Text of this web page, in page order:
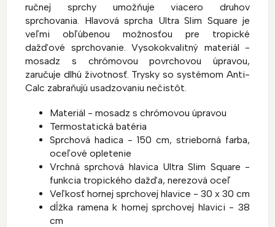
ručnej sprchy umožňuje viacero druhov
sprchovania. Hlavová sprcha Ultra Slim Square je
veľmi obľúbenou možnosťou pre tropické
dažďové sprchovanie. Vysokokvalitný materiál -
mosadz s chrómovou povrchovou úpravou,
zaručuje dlhú životnosť. Trysky so systémom Anti-
Calc zabraňujú usadzovaniu nečistôt.
Materiál - mosadz s chrómovou úpravou
Termostatická batéria
Sprchová hadica - 150 cm, strieborná farba,
oceľové opletenie
Vrchná sprchová hlavica Ultra Slim Square -
funkcia tropického dažďa, nerezová oceľ
Veľkosť hornej sprchovej hlavice - 30 x 30 cm
dĺžka ramena k hornej sprchovej hlavici - 38
cm